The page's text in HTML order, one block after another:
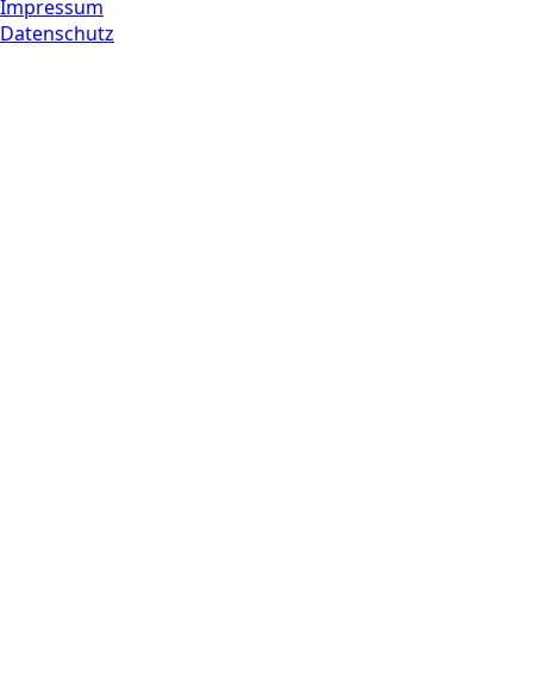
Impressum
Datenschutz